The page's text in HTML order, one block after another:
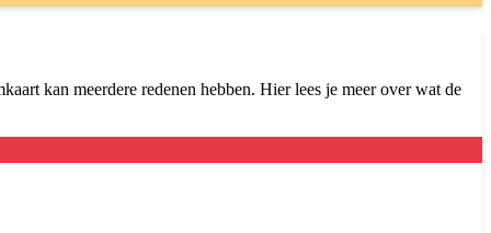
kan meerdere redenen hebben. Hier lees je meer over wat de